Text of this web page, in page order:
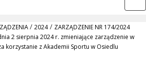
/ 2024/ ZARZĄDZENIE NR 174/2024
2 sierpnia 2024 r. zmieniające zarządzenie w
korzystanie z Akademii Sportu w Osiedlu